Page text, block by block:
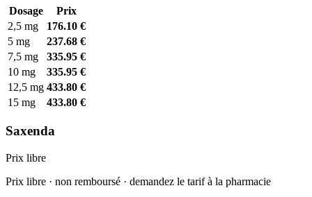
Dosage
Prix
2,5 mg
176.10 €
5 mg
237.68 €
7,5 mg
335.95 €
10 mg
335.95 €
12,5 mg 433.80 €
15 mg
433.80 €
Saxenda
Prix libre
Prix libre · non remboursé · demandez le tarif à la pharmacie